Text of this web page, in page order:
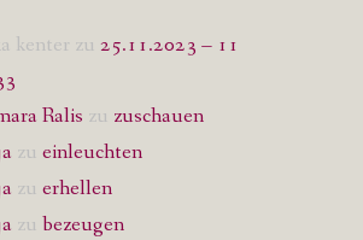
kenter zu 25.11.2023 – 11
Ralis zu zuschauen
zu einleuchten
zu erhellen
zu bezeugen